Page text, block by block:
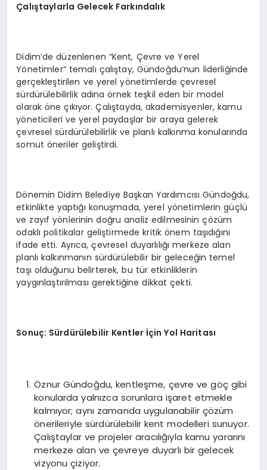
Çalıştaylarla Gelecek Farkındalık
Didim’de düzenlenen “Kent, Çevre ve Yerel
Yönetimler” temalı çalıştay, Gündoğdu’nun liderliğinde
gerçekleştirilen ve yerel yönetimlerde çevresel
sürdürülebilirlik adına örnek teşkil eden bir model
olarak öne çıkıyor. Çalıştayda, akademisyenler, kamu
yöneticileri ve yerel paydaşlar bir araya gelerek
çevresel sürdürülebilirlik ve planlı kalkınma konularında
somut öneriler geliştirdi.
Dönemin Didim Belediye Başkan Yardımcısı Gündoğdu,
etkinlikte yaptığı konuşmada, yerel yönetimlerin güçlü
ve zayıf yönlerinin doğru analiz edilmesinin çözüm
odaklı politikalar geliştirmede kritik önem taşıdığını
ifade etti. Ayrıca, çevresel duyarlılığı merkeze alan
planlı kalkınmanın sürdürülebilir bir geleceğin temel
taşı olduğunu belirterek, bu tür etkinliklerin
yaygınlaştırılması gerektiğine dikkat çekti.
Sonuç: Sürdürülebilir Kentler İçin Yol Haritası
Öznur Gündoğdu, kentleşme, çevre ve göç gibi
konularda yalnızca sorunlara işaret etmekle
kalmıyor; aynı zamanda uygulanabilir çözüm
önerileriyle sürdürülebilir kent modelleri sunuyor.
Çalıştaylar ve projeler aracılığıyla kamu yararını
merkeze alan ve çevreye duyarlı bir gelecek
vizyonu çiziyor.